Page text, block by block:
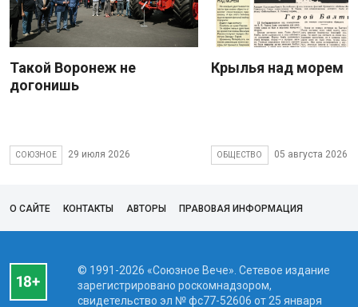
Такой Воронеж не
догонишь
СОЮЗНОЕ 29 июля 2026
Крылья над морем
ОБЩЕСТВО 05 августа 2026
О САЙТЕ КОНТАКТЫ АВТОРЫ ПРАВОВАЯ ИНФОРМАЦИЯ
© 1991-2026 «Союзное Вече». Сетевое издание
зарегистрировано роскомнадзором,
свидетельство эл № фc77-52606 от 25 января